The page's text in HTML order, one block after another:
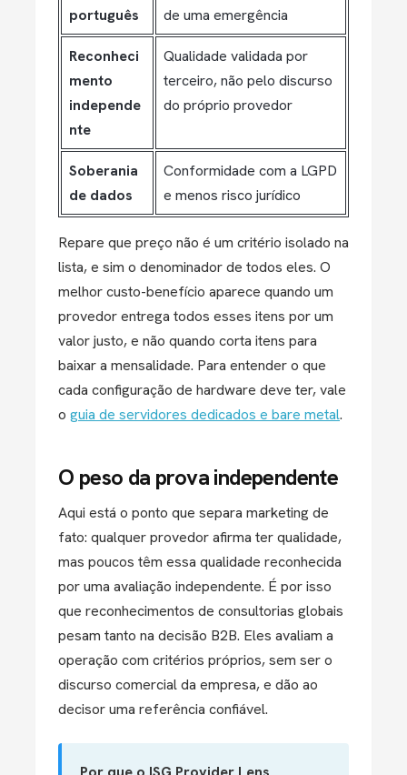
português
de uma emergência
Reconheci
mento
independe
nte
Qualidade validada por
terceiro, não pelo discurso
do próprio provedor
Soberania
de dados
Conformidade com a LGPD
e menos risco jurídico
Repare que preço não é um critério isolado na
lista, e sim o denominador de todos eles. O
melhor custo-benefício aparece quando um
provedor entrega todos esses itens por um
valor justo, e não quando corta itens para
baixar a mensalidade. Para entender o que
cada configuração de hardware deve ter, vale
o guia de servidores dedicados e bare metal.
O peso da prova independente
Aqui está o ponto que separa marketing de
fato: qualquer provedor afirma ter qualidade,
mas poucos têm essa qualidade reconhecida
por uma avaliação independente. É por isso
que reconhecimentos de consultorias globais
pesam tanto na decisão B2B. Eles avaliam a
operação com critérios próprios, sem ser o
discurso comercial da empresa, e dão ao
decisor uma referência confiável.